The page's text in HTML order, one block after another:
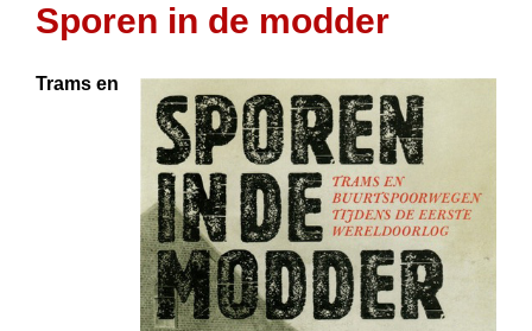
Sporen in de modder
Trams en